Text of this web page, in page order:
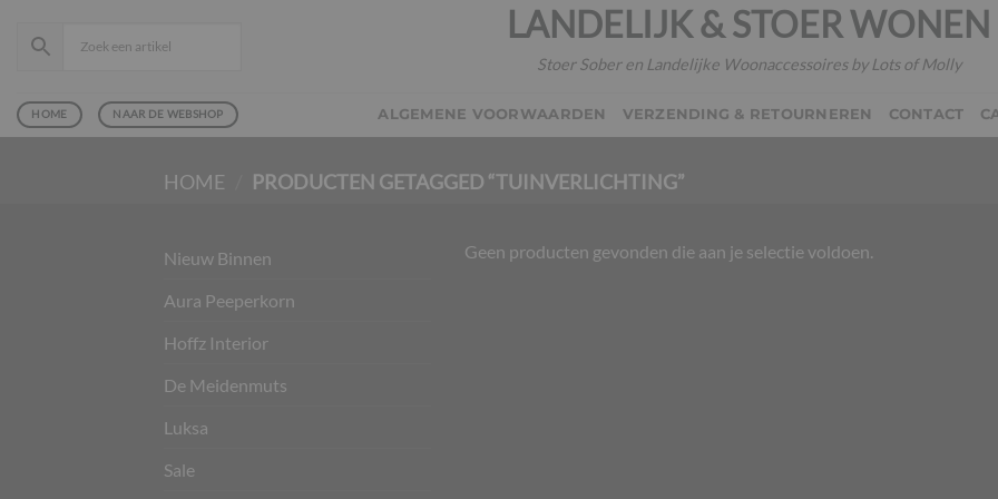
naar
LANDELIJK & STOER WONEN
Stoer Sober en Landelijke Woonaccessoires by Lots of Molly
HOME NAAR DE WEBSHOP ALGEMENE VOORWAARDEN VERZENDING & RETOURNEREN CONTACT
HOME PRODUCTEN GETAGGED “TUINVERLICHTING”
Nieuw Binnen
Aura Peeperkorn
Hoffz Interior
De Meidenmuts
Luksa
Sale
Geen producten gevonden die aan je selectie voldoen.